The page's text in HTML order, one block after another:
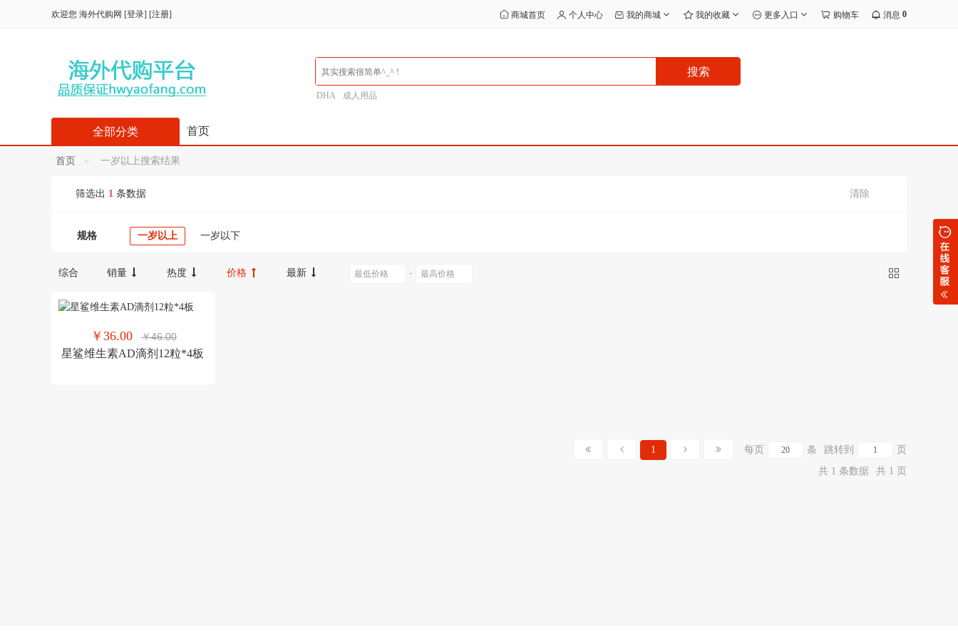
欢迎您 海外代购网 [登录] [注册] 商城首页 个人中心 我的商城 我的收藏 更多入口 购物车 消息 0
搜索
DHA 成人用品
首页
全部分类
首页 一岁以上搜索结果
筛选出 1 条数据 清除
规格 一岁以上 一岁以下
综合 销量 热度 价格 最新 -
￥36.00 ￥46.00
星鲨维生素AD滴剂12粒*4板
1 每页 条 跳转到
页
共 1 条数据
共 1 页